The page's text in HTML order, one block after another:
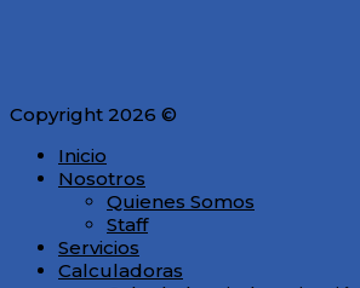
Copyright 2026 ©
Inicio
Nosotros
Quienes Somos
Staff
Servicios
Calculadoras